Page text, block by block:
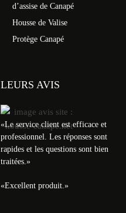
d’assise de Canapé
Housse de Valise
Protège Canapé
LEURS AVIS
«Le service client est efficace et
professionnel. Les réponses sont
rapides et les questions sont bien
traitées.»
«Excellent produit. »